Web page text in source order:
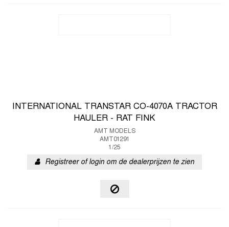
INTERNATIONAL TRANSTAR CO-4070A TRACTOR
HAULER - RAT FINK
AMT MODELS
AMT01291
1/25
Registreer of login om de dealerprijzen te zien